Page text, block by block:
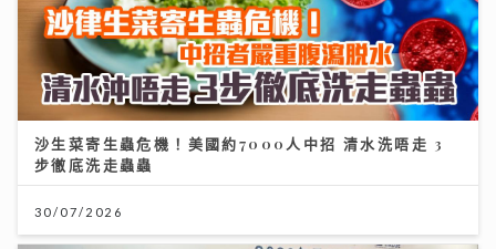
沙生菜寄生蟲危機！美國約7000人中招 清水洗唔走 3
步徹底洗走蟲蟲
30/07/2026